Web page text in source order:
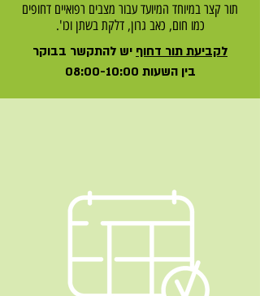
תור קצר במיוחד המיועד עבור מצבים רפואיים דחופים
כמו חום, כאב גרון, דלקת בשתן וכו'.
לקביעת תור דחוף יש להתקשר בבוקר
בין השעות 08:00-10:00